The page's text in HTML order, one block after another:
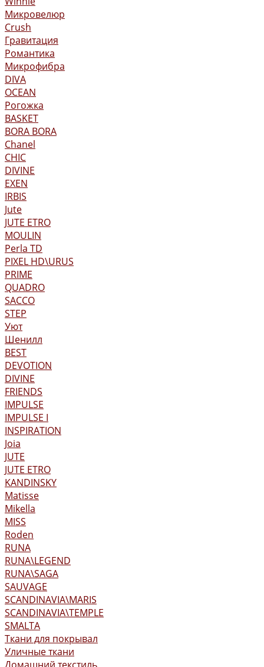
Микровелюр
Crush
Гравитация
Романтика
Микрофибра
DIVA
OCEAN
Рогожка
BASKET
BORA BORA
Chanel
CHIC
DIVINE
EXEN
IRBIS
Jute
JUTE ETRO
MOULIN
Perla TD
PIXEL HD\URUS
PRIME
QUADRO
SACCO
STEP
Уют
Шенилл
BEST
DEVOTION
DIVINE
FRIENDS
IMPULSE
IMPULSE I
INSPIRATION
Joia
JUTE
JUTE ETRO
KANDINSKY
Matisse
Mikella
MISS
Roden
RUNA
RUNA\LEGEND
RUNA\SAGA
SAUVAGE
SCANDINAVIA\MARIS
SCANDINAVIA\TEMPLE
SMALTA
Ткани для покрывал
Уличные ткани